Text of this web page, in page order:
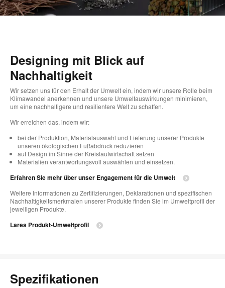
Designing mit Blick auf
Nachhaltigkeit
Wir setzen uns für den Erhalt der Umwelt ein, indem wir unsere Rolle beim
Klimawandel anerkennen und unsere Umweltauswirkungen minimieren,
um eine nachhaltigere und resilientere Welt zu schaffen.
Wir erreichen das, indem wir:
bei der Produktion, Materialauswahl und Lieferung unserer Produkte
unseren ökologischen Fußabdruck reduzieren
auf Design im Sinne der Kreislaufwirtschaft setzen
Materialien verantwortungsvoll auswählen und einsetzen.
Erfahren Sie mehr über unser Engagement für die Umwelt
Weitere Informationen zu Zertifizierungen, Deklarationen und spezifischen
Nachhaltigkeitsmerkmalen unserer Produkte finden Sie im Umweltprofil der
jeweiligen Produkte.
Lares Produkt-Umweltprofil
Spezifikationen